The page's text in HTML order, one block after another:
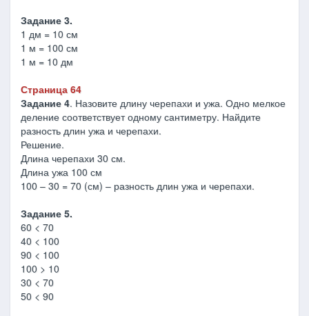
Задание 3.
1 дм = 10 см
1 м = 100 см
1 м = 10 дм
Страница 64
Задание 4. Назовите длину черепахи и ужа. Одно мелкое
деление соответствует одному сантиметру. Найдите
разность длин ужа и черепахи.
Решение.
Длина черепахи 30 см.
Длина ужа 100 см
100 – 30 = 70 (см) – разность длин ужа и черепахи.
Задание 5.
60 < 70
40 < 100
90 < 100
100 > 10
30 < 70
50 < 90